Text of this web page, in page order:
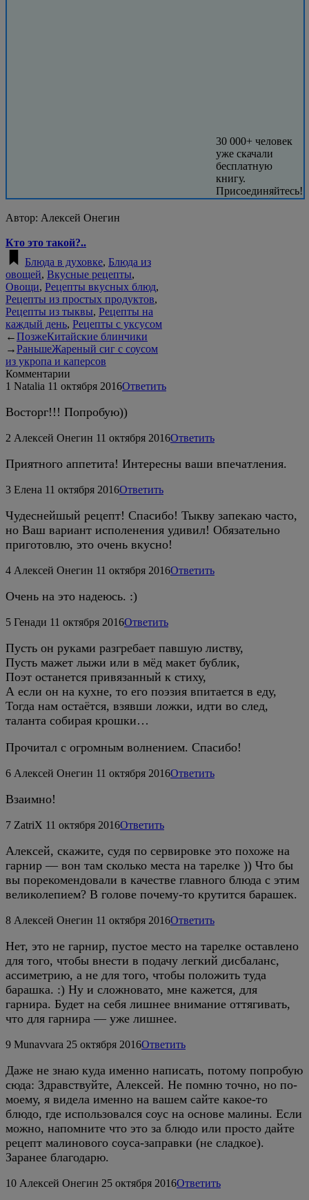
30 000+ человек
уже скачали
бесплатную
книгу.
Присоединяйтесь!
Автор: Алексей Онегин
Кто это такой?..
Блюда в духовке, Блюда из
овощей, Вкусные рецепты,
Овощи, Рецепты вкусных блюд,
Рецепты из простых продуктов,
Рецепты из тыквы, Рецепты на
каждый день, Рецепты с уксусом
←ПозжеКитайские блинчики
→РаньшеЖареный сиг с соусом
из укропа и каперсов
Комментарии
1 Natalia 11 октября 2016Ответить
Восторг!!! Попробую))
2 Алексей Онегин 11 октября 2016Ответить
Приятного аппетита! Интересны ваши впечатления.
3 Елена 11 октября 2016Ответить
Чудеснейшый рецепт! Спасибо! Тыкву запекаю часто,
но Ваш вариант исполенения удивил! Обязательно
приготовлю, это очень вкусно!
4 Алексей Онегин 11 октября 2016Ответить
Очень на это надеюсь. :)
5 Генади 11 октября 2016Ответить
Пусть он руками разгребает павшую листву,
Пусть мажет лыжи или в мёд макет бублик,
Поэт останется привязанный к стиху,
А если он на кухне, то его поэзия впитается в еду,
Тогда нам остаётся, взявши ложки, идти во след,
таланта собирая крошки…
Прочитал с огромным волнением. Спасибо!
6 Алексей Онегин 11 октября 2016Ответить
Взаимно!
7 ZatriX 11 октября 2016Ответить
Алексей, скажите, судя по сервировке это похоже на
гарнир — вон там сколько места на тарелке )) Что бы
вы порекомендовали в качестве главного блюда с этим
великолепием? В голове почему-то крутится барашек.
8 Алексей Онегин 11 октября 2016Ответить
Нет, это не гарнир, пустое место на тарелке оставлено
для того, чтобы внести в подачу легкий дисбаланс,
ассиметрию, а не для того, чтобы положить туда
барашка. :) Ну и сложновато, мне кажется, для
гарнира. Будет на себя лишнее внимание оттягивать,
что для гарнира — уже лишнее.
9 Munavvara 25 октября 2016Ответить
Даже не знаю куда именно написать, потому попробую
сюда: Здравствуйте, Алексей. Не помню точно, но по-
моему, я видела именно на вашем сайте какое-то
блюдо, где использовался соус на основе малины. Если
можно, напомните что это за блюдо или просто дайте
рецепт малинового соуса-заправки (не сладкое).
Заранее благодарю.
10 Алексей Онегин 25 октября 2016Ответить